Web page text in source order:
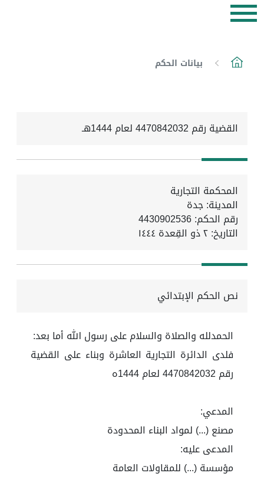
بيانات الحكم
القضية رقم 4470842032 لعام 1444هـ
المحكمة التجارية
المدينة: جدة
رقم الحكم: 4430902536
التاريخ:٢ ذو القِعدة ١٤٤٤
نص الحكم الإبتدائي
الحمدلله والصلاة والسلام على رسول الله أما بعد:
فلدى الدائرة التجارية العاشرة وبناء على القضية
رقم 4470842032 لعام 1444ه
المدعي:
مصنع (...) لمواد البناء المحدودة
المدعى عليه:
مؤسسة (...) للمقاولات العامة